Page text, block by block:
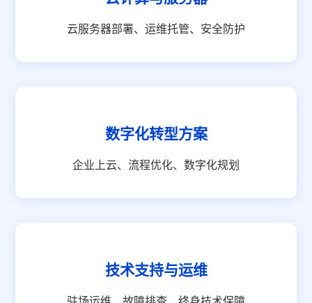
云服务器部署、运维托管、安全防护
数字化转型方案
企业上云、流程优化、数字化规划
技术支持与运维